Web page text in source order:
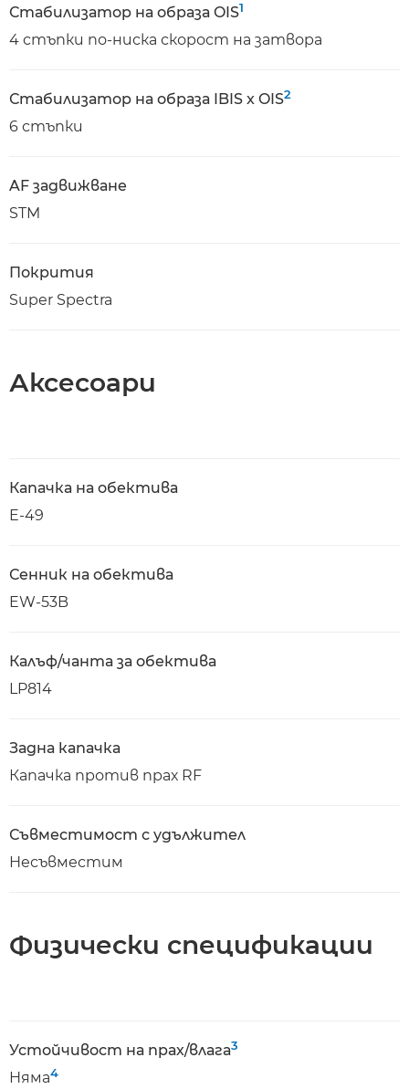
Стабилизатор на образа OIS1
4 стъпки по-ниска скорост на затвора
Стабилизатор на образа IBIS x OIS2
6 стъпки
AF задвижване
STM
Покрития
Super Spectra
Аксесоари
Капачка на обектива
E-49
Сенник на обектива
EW-53B
Калъф/чанта за обектива
LP814
Задна капачка
Капачка против прах RF
Съвместимост с удължител
Несъвместим
Физически спецификации
Устойчивост на прах/влага3
Няма4